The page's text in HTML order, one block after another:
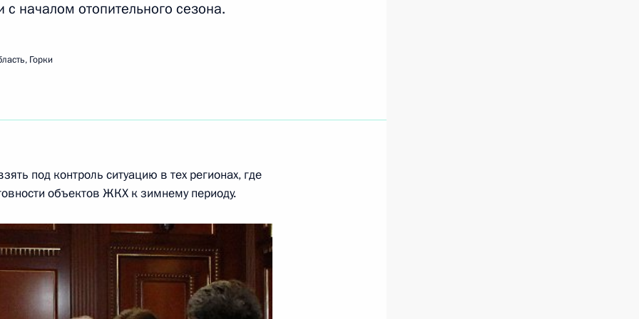
работы
совещание с членами
1
в отношении
с госучастием
началом отопительного сезона.
Горки
под контроль ситуацию в тех регионах, где
объектов ЖКХ к зимнему периоду.